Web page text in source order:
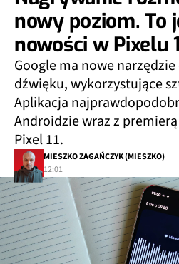
nowy poziom. To
nowości w Pixelu
Google ma nowe
dźwięku, wykorzystujące
Aplikacja
Androidzie wraz z
Pixel 11.
MIESZKO ZAGAŃCZYK (MIESZKO)
12:01